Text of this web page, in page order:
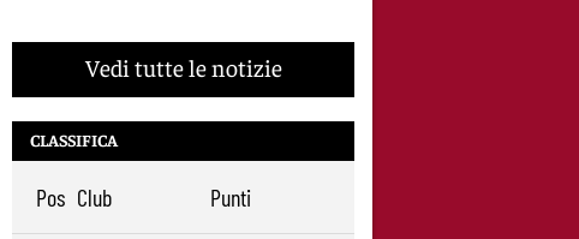
Vedi tutte le notizie
CLASSIFICA
Pos Club Punti